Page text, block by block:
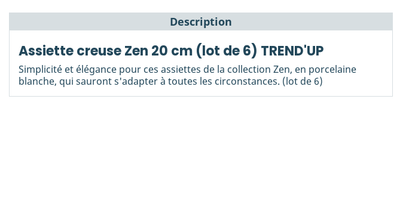
Description
Assiette creuse Zen 20 cm (lot de 6) TREND'UP
Simplicité et élégance pour ces assiettes de la collection Zen, en porcelaine
blanche, qui sauront s'adapter à toutes les circonstances. (lot de 6)